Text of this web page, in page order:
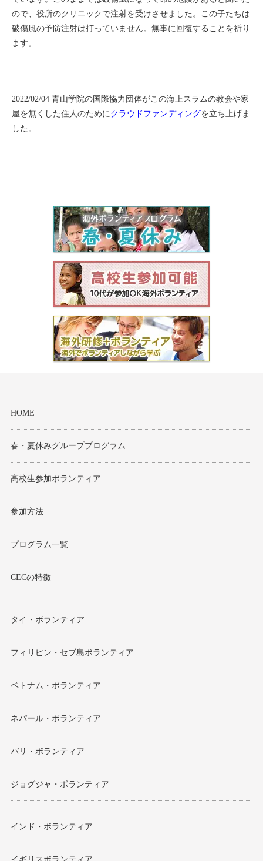
ので、役所のクリニックで注射を受けさせました。この子たちは
破傷風の予防注射は打っていません。無事に回復することを祈り
ます。
2022/02/04 青山学院の国際協力団体がこの海上スラムの教会や家
屋を無くした住人のために クラウドファンディングを立ち上げま
した。
HOME
春・夏休みグループプログラム
高校生参加ボランティア
参加方法
プログラム一覧
CECの特徴
タイ・ボランティア
フィリピン・セブ島ボランティア
ベトナム・ボランティア
ネパール・ボランティア
バリ・ボランティア
ジョグジャ・ボランティア
インド・ボランティア